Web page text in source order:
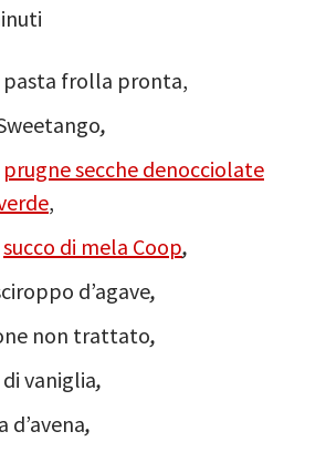
pasta frolla pronta,
,
prugne secche denocciolate
,
succo di mela Coop,
d’agave,
non trattato,
vaniglia,
d’avena,